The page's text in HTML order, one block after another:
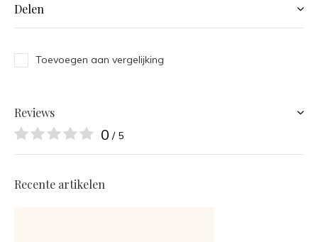
Delen
Toevoegen aan vergelijking
Reviews
0 / 5
Recente artikelen